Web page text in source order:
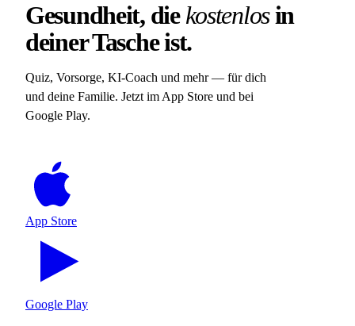
Gesundheit, diekostenlosin
deiner Tasche ist.
Quiz, Vorsorge, KI-Coach und mehr — für dich
und deine Familie. Jetzt im App Store und bei
Google Play.
App Store
Google Play